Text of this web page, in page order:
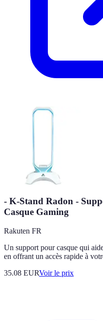
- K-Stand Radon -
Casque Gaming
Rakuten FR
Un support pour casque qui
en offrant un accès rapide à
35.08 EURVoir le prix